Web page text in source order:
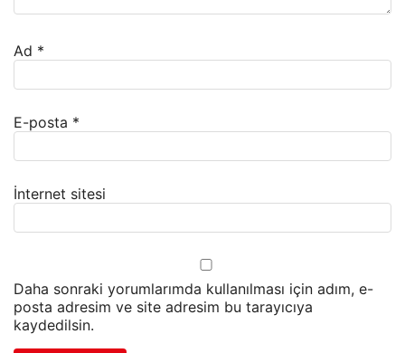
Ad *
E-posta *
İnternet sitesi
Daha sonraki yorumlarımda kullanılması için adım, e-
posta adresim ve site adresim bu tarayıcıya
kaydedilsin.